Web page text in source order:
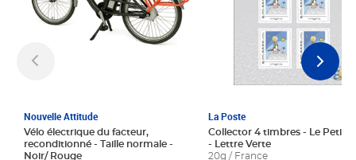
Nouvelle Attitude
Vélo électrique du facteur,
reconditionné - Taille normale -
Noir/ Rouge
La Poste
Collector 4 timbres - Le Petit
- Lettre Verte
20g / France